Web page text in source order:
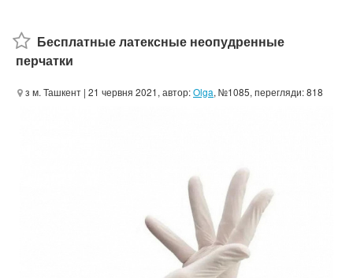
Бесплатные латексные неопудренные
перчатки
з м. Ташкент | 21 червня 2021, автор:Olga, №1085, перегляди: 818